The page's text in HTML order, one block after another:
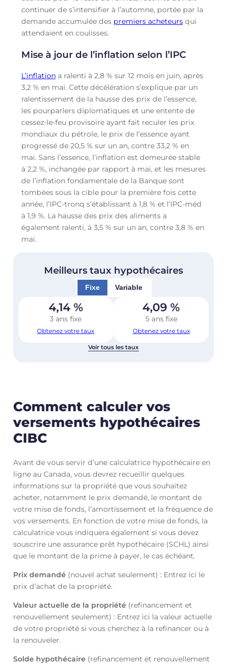
continuer de s’intensifier à l’automne, portée par la
demande accumulée des premiers acheteursqui
attendaient en coulisses.
Mise à jour de l’inflation selon l’IPC
L’inflationa ralenti à 2,8 % sur 12 mois en juin, après
3,2 % en mai. Cette décélération s’explique par un
ralentissement de la hausse des prix de l’essence,
les pourparlers diplomatiques et une entente de
cessez-le-feu provisoire ayant fait reculer les prix
mondiaux du pétrole, le prix de l’essence ayant
progressé de 20,5 % sur un an, contre 33,2 % en
mai. Sans l’essence, l’inflation est demeurée stable
à 2,2 %, inchangée par rapport à mai, et les mesures
de l’inflation fondamentale de la Banque sont
tombées sous la cible pour la première fois cette
année, l’IPC-tronq s’établissant à 1,8 % et l’IPC-méd
à 1,9 %. La hausse des prix des aliments a
également ralenti, à 3,5 % sur un an, contre 3,8 % en
mai.
Meilleurs taux hypothécaires
Fixe Variable
4,14 %
3 ans fixe
Obtenez votre taux
4,09 %
5 ans fixe
Obtenez votre taux
Voir tous les taux
Comment calculer vos
versements hypothécaires
CIBC
Avant de vous servir d’une calculatrice hypothécaire en
ligne au Canada, vous devrez recueillir quelques
informations sur la propriété que vous souhaitez
acheter, notamment le prix demandé, le montant de
votre mise de fonds, l’amortissement et la fréquence de
vos versements. En fonction de votre mise de fonds, la
calculatrice vous indiquera également si vous devez
souscrire une assurance prêt hypothécaire (SCHL) ainsi
que le montant de la prime à payer, le cas échéant.
Prix demandé (nouvel achat seulement) : Entrez ici le
prix d’achat de la propriété.
Valeur actuelle de la propriété (refinancement et
renouvellement seulement) : Entrez ici la valeur actuelle
de votre propriété si vous cherchez à la refinancer ou à
la renouveler.
Solde hypothécaire (refinancement et renouvellement